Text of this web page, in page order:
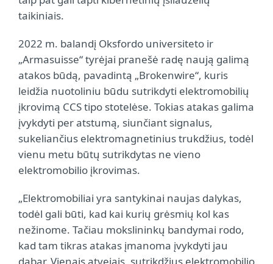
taikiniais.
2022 m. balandį Oksfordo universiteto ir
„Armasuisse“ tyrėjai pranešė radę naują galimą
atakos būdą, pavadintą „Brokenwire“, kuris
leidžia nuotoliniu būdu sutrikdyti elektromobilių
įkrovimą CCS tipo stotelėse. Tokias atakas galima
įvykdyti per atstumą, siunčiant signalus,
sukeliančius elektromagnetinius trukdžius, todėl
vienu metu būtų sutrikdytas ne vieno
elektromobilio įkrovimas.
„Elektromobiliai yra santykinai naujas dalykas,
todėl gali būti, kad kai kurių grėsmių kol kas
nežinome. Tačiau mokslininkų bandymai rodo,
kad tam tikras atakas įmanoma įvykdyti jau